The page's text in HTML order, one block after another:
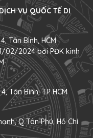
VỤ QUỐC TẾ DI
Tân Bình, HCM
02/2024 bởi PĐK kinh
Tân Bình, TP HCM
Q Tân Phú, Hồ Chí